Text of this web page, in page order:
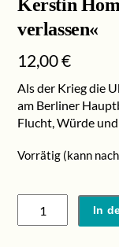
Kerstin
verlassen«
12,00€
Als der Krieg die
am Berliner
Flucht, Würde
Vorrätig (kann
Hommel:
In